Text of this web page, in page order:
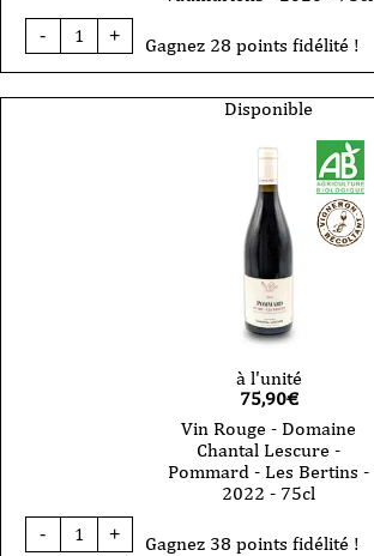
-
quantité
de
-
+ Gagnez 28 points fidélité !
Disponible
à l'unité
75,90€
Vin Rouge - Domaine
Chantal Lescure -
Pommard - Les Bertins -
2022 - 75cl
-
quantité
de
+ Gagnez 38 points fidélité !